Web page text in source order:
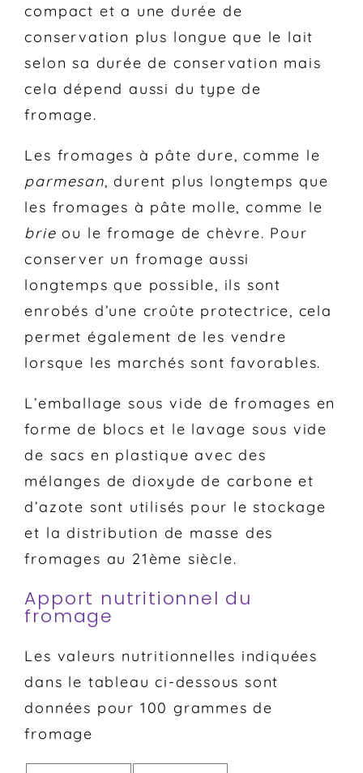
compact et a une durée de
conservation plus longue que le lait
selon sa durée de conservation mais
cela dépend aussi du type de
fromage.
Les fromages à pâte dure, comme le
parmesan , durent plus longtemps que
les fromages à pâte molle, comme le
brie ou le fromage de chèvre. Pour
conserver un fromage aussi
longtemps que possible, ils sont
enrobés d’une croûte protectrice, cela
permet également de les vendre
lorsque les marchés sont favorables.
L’emballage sous vide de fromages en
forme de blocs et le lavage sous vide
de sacs en plastique avec des
mélanges de dioxyde de carbone et
d’azote sont utilisés pour le stockage
et la distribution de masse des
fromages au 21ème siècle.
Apport nutritionnel du
fromage
Les valeurs nutritionnelles indiquées
dans le tableau ci-dessous sont
données pour 100 grammes de
fromage